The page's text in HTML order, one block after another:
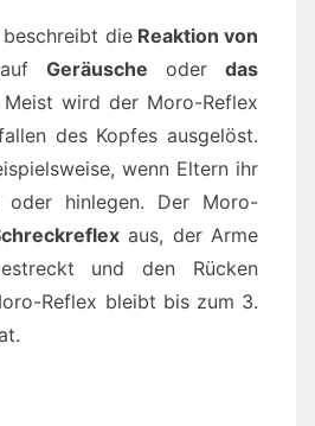
beschreibt dieReaktion von
Geräusche oder das
wird der Moro-Reflex
des Kopfes ausgelöst.
wenn Eltern ihr
oder hinlegen. Der Moro-
aus, der Arme
und den Rücken
Reflex bleibt bis zum 3.